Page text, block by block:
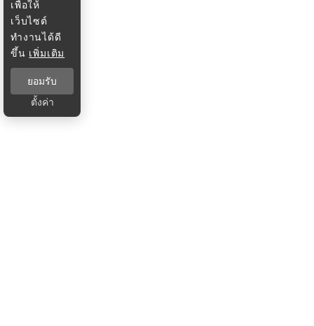
เพื่อให้
เว็บไซต์
ทำงานได้ดี
ขึ้น เพิ่มเติม
ยอมรับ
ตั้งค่า